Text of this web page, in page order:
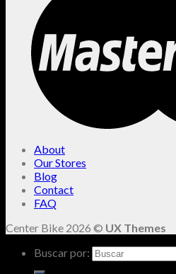
About
Our Stores
Blog
Contact
FAQ
Center Bike 2026 © UX Themes
Buscar por: